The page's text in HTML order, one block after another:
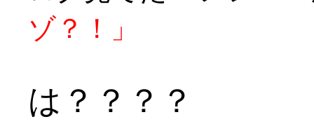
ゾ？！」
は？？？？